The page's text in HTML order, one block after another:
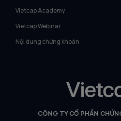
Vietcap Academy
Vietcap Webinar
Nội dung chứng khoán
CÔNG TY CỔ PHẦN